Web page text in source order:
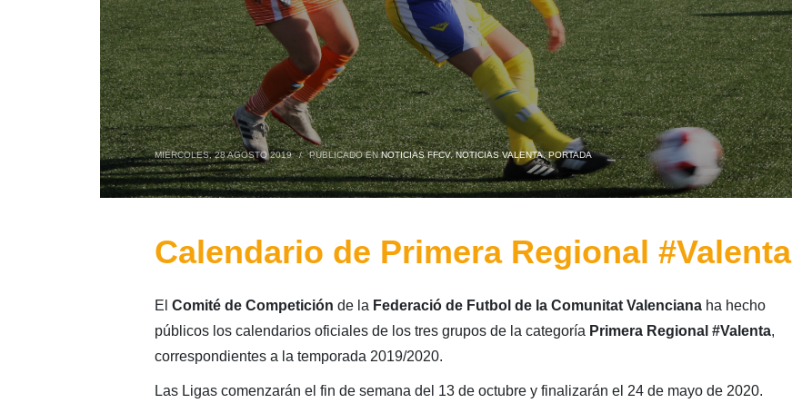
MIÉRCOLES, 28 AGOSTO 2019 / PUBLICADO ENNOTICIAS FFCV,NOTICIAS VALENTA,PORTADA
Calendario de Primera Regional #Valenta
El Comité de Competición de la Federació de Futbol de la Comunitat Valencianaha hecho
públicos los calendarios oficiales de los tres grupos de la categoría Primera Regional #Valenta,
correspondientes a la temporada 2019/2020.
Las Ligas comenzarán el fin de semana del 13 de octubre y finalizarán el 24 de mayo de 2020.